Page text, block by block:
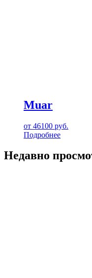
Muar
от 46100 руб.
Подробнее
Недавно